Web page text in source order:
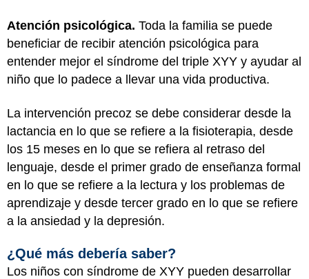
Atención psicológica. Toda la familia se puede
beneficiar de recibir atención psicológica para
entender mejor el síndrome del triple XYY y ayudar al
niño que lo padece a llevar una vida productiva.
La intervención precoz se debe considerar desde la
lactancia en lo que se refiere a la fisioterapia, desde
los 15 meses en lo que se refiera al retraso del
lenguaje, desde el primer grado de enseñanza formal
en lo que se refiere a la lectura y los problemas de
aprendizaje y desde tercer grado en lo que se refiere
a la ansiedad y la depresión.
¿Qué más debería saber?
Los niños con síndrome de XYY pueden desarrollar